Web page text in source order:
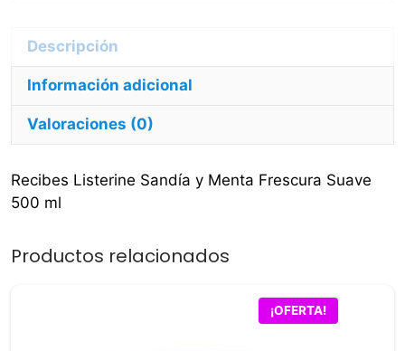
Información adicional
Valoraciones (0)
Recibes Listerine Sandía y Menta Frescura Suave
500 ml
Productos relacionados
¡OFERTA!